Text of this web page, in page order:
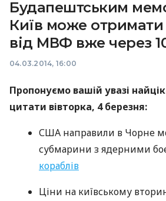
Будапештським
Київ може
від МВФ вже через
04.03.2014, 16:00
Пропонуємо вашій увазі
цитати вівторка, 4 березня:
США направили в Чорне
субмарини з ядерними
кораблів
Ціни на київському